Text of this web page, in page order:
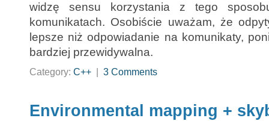
widzę sensu korzystania z tego
komunikatach. Osobiście uważam, że
lepsze niż odpowiadanie na komunikaty,
bardziej przewidywalna.
Category: C++ 3 Comments
Environmental mapping +